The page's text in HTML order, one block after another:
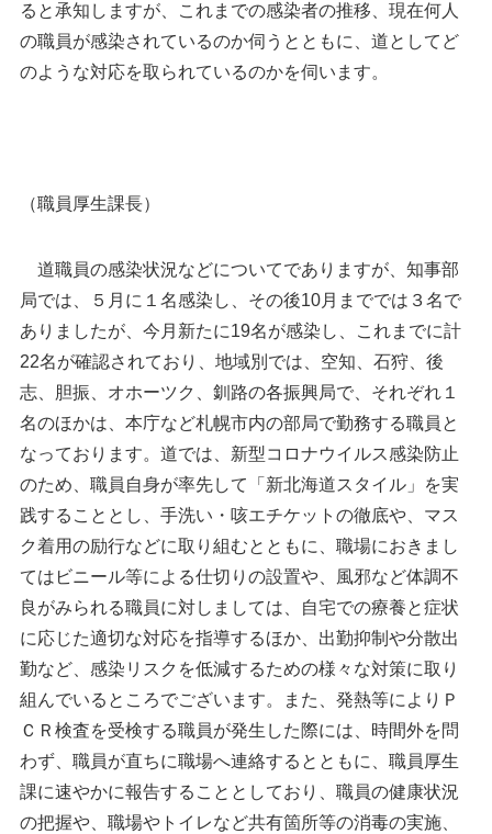
ると承知しますが、これまでの感染者の推移、現在何人
の職員が感染されているのか伺うとともに、道としてど
のような対応を取られているのかを伺います。
（職員厚生課長）
道職員の感染状況などについてでありますが、知事部
局では、５月に１名感染し、その後10月まででは３名で
ありましたが、今月新たに19名が感染し、これまでに計
22名が確認されており、地域別では、空知、石狩、後
志、胆振、オホーツク、釧路の各振興局で、それぞれ１
名のほかは、本庁など札幌市内の部局で勤務する職員と
なっております。道では、新型コロナウイルス感染防止
のため、職員自身が率先して「新北海道スタイル」を実
践することとし、手洗い・咳エチケットの徹底や、マス
ク着用の励行などに取り組むとともに、職場におきまし
てはビニール等による仕切りの設置や、風邪など体調不
良がみられる職員に対しましては、自宅での療養と症状
に応じた適切な対応を指導するほか、出勤抑制や分散出
勤など、感染リスクを低減するための様々な対策に取り
組んでいるところでございます。また、発熱等によりＰ
ＣＲ検査を受検する職員が発生した際には、時間外を問
わず、職員が直ちに職場へ連絡するとともに、職員厚生
課に速やかに報告することとしており、職員の健康状況
の把握や、職場やトイレなど共有箇所等の消毒の実施、